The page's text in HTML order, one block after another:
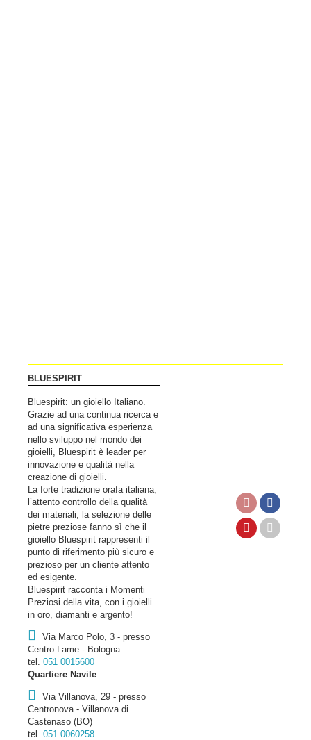
BLUESPIRIT
Bluespirit: un gioiello Italiano.
Grazie ad una continua ricerca e
ad una significativa esperienza
nello sviluppo nel mondo dei
gioielli, Bluespirit è leader per
innovazione e qualità nella
creazione di gioielli.
La forte tradizione orafa italiana,
l’attento controllo della qualità
dei materiali, la selezione delle
pietre preziose fanno sì che il
gioiello Bluespirit rappresenti il
punto di riferimento più sicuro e
prezioso per un cliente attento
ed esigente.
Bluespirit racconta i Momenti
Preziosi della vita, con i gioielli
in oro, diamanti e argento!
Via Marco Polo, 3 - presso
Centro Lame - Bologna
tel. 051 0015600
Quartiere Navile
Via Villanova, 29 - presso
Centronova - Villanova di
Castenaso (BO)
tel. 051 0060258